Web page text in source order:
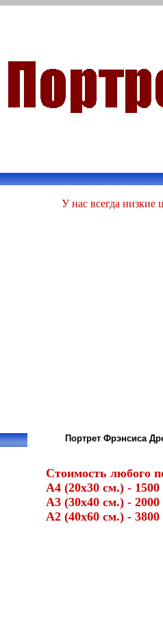
У нас всегда низкие
Портрет Фрэнсиса
Стоимость любого
А4 (20х30 см.) - 1500
А3 (30х40 см.) - 2000
А2 (40х60 см.) - 3800